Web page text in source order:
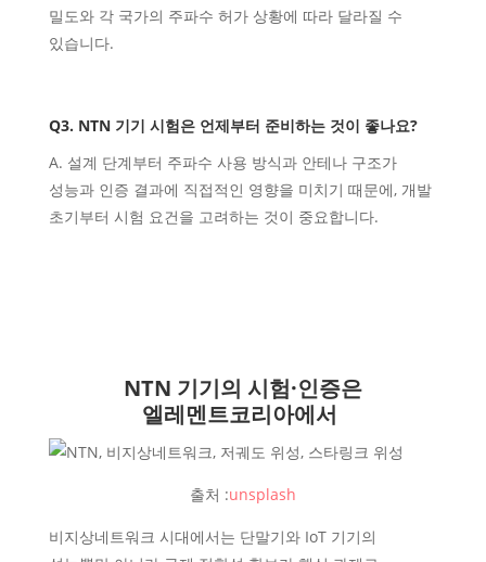
밀도와 각 국가의 주파수 허가 상황에 따라 달라질 수
있습니다.
Q3. NTN 기기 시험은 언제부터 준비하는 것이 좋나요?
A. 설계 단계부터 주파수 사용 방식과 안테나 구조가
성능과 인증 결과에 직접적인 영향을 미치기 때문에, 개발
초기부터 시험 요건을 고려하는 것이 중요합니다.
NTN 기기의 시험·인증은
엘레멘트코리아에서
출처 :unsplash
비지상네트워크 시대에서는 단말기와 IoT 기기의